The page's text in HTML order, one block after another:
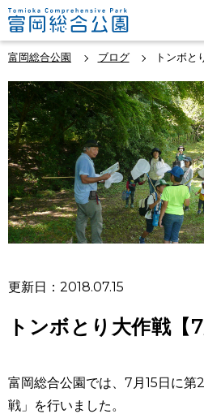
富岡総合公園 ブログ トンボと
更新日：2018.07.15
トンボとり大作戦【7
富岡総合公園では、7月15日に第
戦」を行いました。